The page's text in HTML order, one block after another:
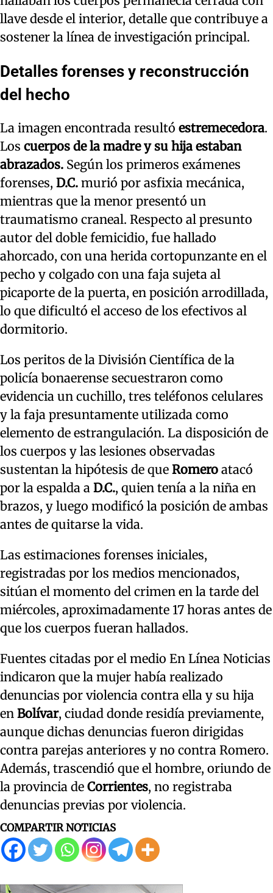
llave desde el interior, detalle que contribuye a
sostener la línea de investigación principal.
Detalles forenses y reconstrucción
del hecho
La imagen encontrada resultó estremecedora.
Los cuerpos de la madre y su hija estaban
abrazados. Según los primeros exámenes
forenses, D.C. murió por asfixia mecánica,
mientras que la menor presentó un
traumatismo craneal. Respecto al presunto
autor del doble femicidio, fue hallado
ahorcado, con una herida cortopunzante en el
pecho y colgado con una faja sujeta al
picaporte de la puerta, en posición arrodillada,
lo que dificultó el acceso de los efectivos al
dormitorio.
Los peritos de la División Científica de la
policía bonaerense secuestraron como
evidencia un cuchillo, tres teléfonos celulares
y la faja presuntamente utilizada como
elemento de estrangulación. La disposición de
los cuerpos y las lesiones observadas
sustentan la hipótesis de que Romero atacó
por la espalda a D.C., quien tenía a la niña en
brazos, y luego modificó la posición de ambas
antes de quitarse la vida.
Las estimaciones forenses iniciales,
registradas por los medios mencionados,
sitúan el momento del crimen en la tarde del
miércoles, aproximadamente 17 horas antes de
que los cuerpos fueran hallados.
Fuentes citadas por el medio En Línea Noticias
indicaron que la mujer había realizado
denuncias por violencia contra ella y su hija
en Bolívar, ciudad donde residía previamente,
aunque dichas denuncias fueron dirigidas
contra parejas anteriores y no contra Romero.
Además, trascendió que el hombre, oriundo de
la provincia de Corrientes, no registraba
denuncias previas por violencia.
COMPARTIR NOTICIAS